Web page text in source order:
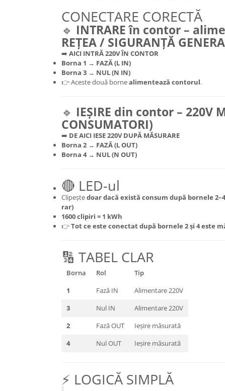
taiat,accesorii pentru gaurit si
Accesorii camping
Conetica si conexiuni
Masina de facut gheata
CONECTARE CORECTĂ
🔹 INTRARE în contor –
REȚEA / SIGURANȚĂ
➡️ AICI INTRĂ 220V ÎN CONTOR
Borna 1 → FAZĂ (L IN)
Borna 3 → NUL (N IN)
👉 Aceste două bornealimentează contorul.
🔹 IEȘIRE din contor – 220V
CONSUMATORI)
➡️ DE AICI IESE 220V DUPĂ MĂSURARE
Borna 2 → FAZĂ (L OUT)
Borna 4 → NUL (N OUT)
🔴 LED-ul
Clipeștedoar dacă există consum după bornele
rar)
1600 clipiri = 1 kWh
👉Tot ce este conectat după bornele 2 și 4 este
🔢 TABEL CLAR
Borna Rol
Tip
1
Fază IN
Alimentare 220V
3
Nul IN
Alimentare 220V
2
Fază OUT
Ieșire măsurată
4
Nul OUT Ieșire măsurată
⚡ LOGICĂ SIMPLĂ